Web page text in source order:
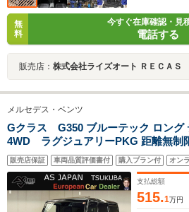
無
料
今すぐ在庫確認・見
電話する
販売店： 株式会社ライズオート ＲＥＣＡＳ ＩＮ
メルセデス・ベンツ
Gクラス G350 ブルーテック ロング
4WD ラグジュアリーPKG 距離無制
デジタルインナーミラー前後ドラレコ
Harman&Kardon 前後席ヒーター 純正
BT&USB音楽 ETC2.0 Bカメラ ディ
純正18AW
販売店保証 車両品質評価書付 購入プラン付 オン
支払総額
515.1万円